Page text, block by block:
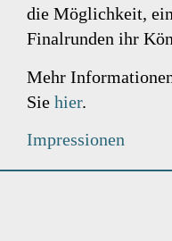
die Möglichkeit,
Finalrunden ihr
Mehr
Sie hier.
Impressionen